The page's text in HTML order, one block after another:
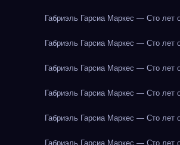
Габриэль Гарсиа Маркес — Сто лет
Габриэль Гарсиа Маркес — Сто лет
Габриэль Гарсиа Маркес — Сто лет
Габриэль Гарсиа Маркес — Сто лет
Габриэль Гарсиа Маркес — Сто лет
Габриэль Гарсиа Маркес — Сто лет